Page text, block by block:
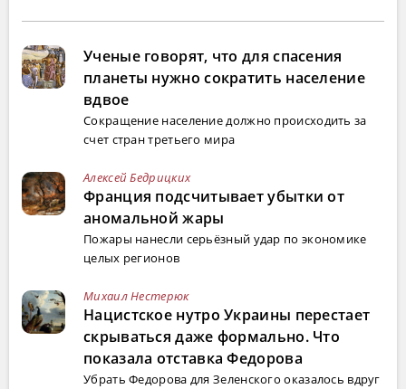
Ученые говорят, что для спасения
планеты нужно сократить население
вдвое
Сокращение население должно происходить за
счет стран третьего мира
Алексей Бедрицких
Франция подсчитывает убытки от
аномальной жары
Пожары нанесли серьёзный удар по экономике
целых регионов
Михаил Нестерюк
Нацистское нутро Украины перестает
скрываться даже формально. Что
показала отставка Федорова
Убрать Федорова для Зеленского оказалось вдруг